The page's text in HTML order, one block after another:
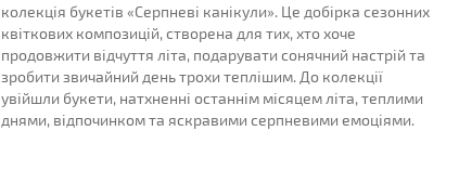
колекція букетів «Серпневі канікули». Це добірка сезонних
квіткових композицій, створена для тих, хто хоче
продовжити відчуття літа, подарувати сонячний настрій та
зробити звичайний день трохи теплішим. До колекції
увійшли букети, натхненні останнім місяцем літа, теплими
днями, відпочинком та яскравими серпневими емоціями.